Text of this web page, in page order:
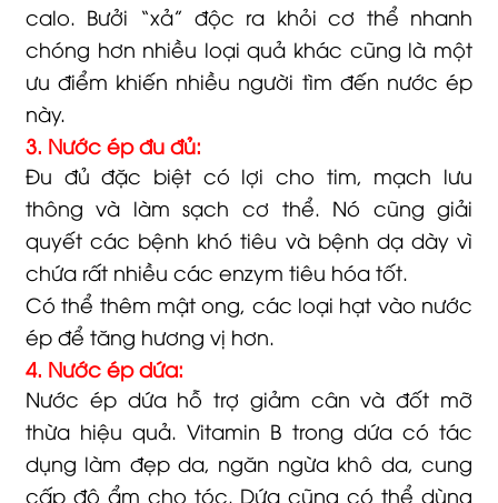
calo. Bưởi “xả” độc ra khỏi cơ thể nhanh
chóng hơn nhiều loại quả khác cũng là một
ưu điểm khiến nhiều người tìm đến nước ép
này.
3. Nước ép đu đủ:
Đu đủ đặc biệt có lợi cho tim, mạch lưu
thông và làm sạch cơ thể. Nó cũng giải
quyết các bệnh khó tiêu và bệnh dạ dày vì
chứa rất nhiều các enzym tiêu hóa tốt.
Có thể thêm mật ong, các loại hạt vào nước
ép để tăng hương vị hơn.
4. Nước ép dứa:
Nước ép dứa hỗ trợ giảm cân và đốt mỡ
thừa hiệu quả. Vitamin B trong dứa có tác
dụng làm đẹp da, ngăn ngừa khô da, cung
cấp độ ẩm cho tóc. Dứa cũng có thể dùng